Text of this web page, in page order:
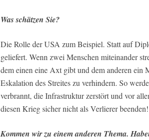
Was schätzen Sie?
Die Rolle der USA zum Beispiel. Statt auf
geliefert. Wenn zwei Menschen miteinander
dem einen eine Axt gibt und dem anderen ein
Eskalation des Streites zu verhindern. So
verbrannt, die Infrastruktur zerstört und vor
diesen Krieg sicher nicht als Verlierer
Kommen wir zu einem anderen Thema.